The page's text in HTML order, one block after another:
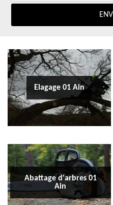
Elagage 01 Ain
Abattage d'arbres 01
Ain